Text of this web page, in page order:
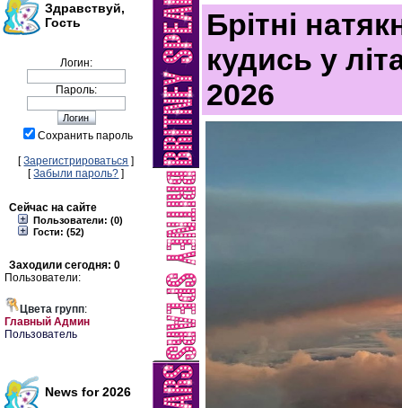
Здравствуй,
Гость
Логин:
Пароль:
Сохранить пароль
[Зарегистрироваться ]
[Забыли пароль? ]
Сейчас на сайте
Пользователи: (0)
Гости: (52)
Заходили сегодня: 0
Пользователи:
Цвета групп:
Главный Админ
Пользователь
News for 2026
Брітні
кудись у
2026